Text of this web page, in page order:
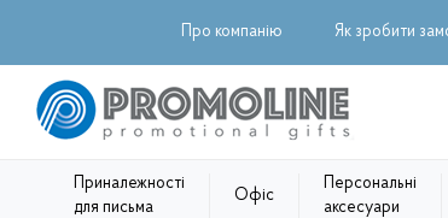
Про компанію Як зробити
Приналежності
для письма
Офіс
Персональні
аксесуари